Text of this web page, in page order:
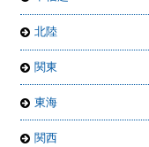
北陸
関東
東海
関西